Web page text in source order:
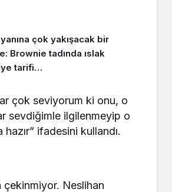
yanına çok yakışacak bir
Brownie tadında ıslak
tarifi…
çok seviyorum ki onu, o
sevdiğimle ilgilenmeyip o
ifadesini kullandı.
çekinmiyor. Neslihan